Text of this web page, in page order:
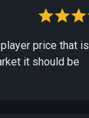
price that is
it should be